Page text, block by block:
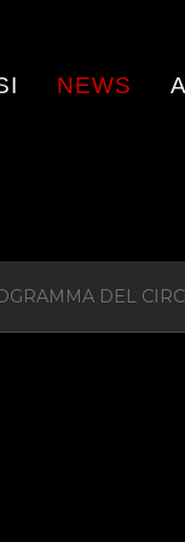
NEWS
DEL